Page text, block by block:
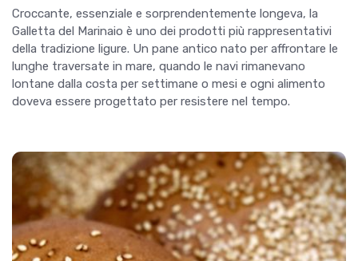
Croccante, essenziale e sorprendentemente longeva, la
Galletta del Marinaio è uno dei prodotti più rappresentativi
della tradizione ligure. Un pane antico nato per affrontare le
lunghe traversate in mare, quando le navi rimanevano
lontane dalla costa per settimane o mesi e ogni alimento
doveva essere progettato per resistere nel tempo.